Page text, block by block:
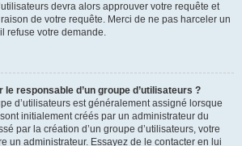
devra alors approuver votre requête et
de votre requête. Merci de ne pas harceler un
refuse votre demande.
responsable d’un groupe d’utilisateurs ?
d’utilisateurs est généralement assigné lorsque
initialement créés par un administrateur du
par la création d’un groupe d’utilisateurs, votre
un administrateur. Essayez de le contacter en lui